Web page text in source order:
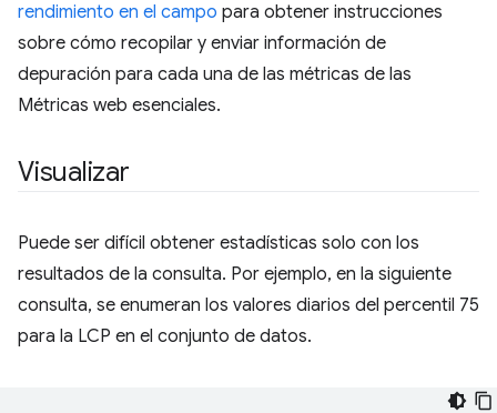
rendimiento en el campo para obtener instrucciones
sobre cómo recopilar y enviar información de
depuración para cada una de las métricas de las
Métricas web esenciales.
Visualizar
Puede ser difícil obtener estadísticas solo con los
resultados de la consulta. Por ejemplo, en la siguiente
consulta, se enumeran los valores diarios del percentil 75
para la LCP en el conjunto de datos.